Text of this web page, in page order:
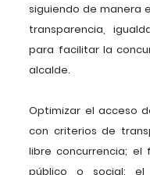
siguiendo de manera
transparencia,
para facilitar la
alcalde.
Optimizar el acceso
con criterios de
libre concurrencia;
público o social; el